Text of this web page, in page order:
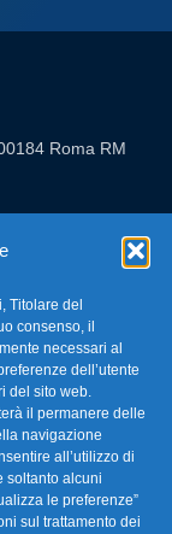
Titolare del
consenso, il
necessari al
dell’utente
del sito web.
il permanere delle
navigazione
all’utilizzo di
soltanto alcuni
le preferenze”
sul trattamento dei
Roma RM